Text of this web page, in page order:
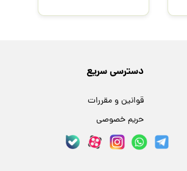
دسترسی سریع
قوانین و مقررات
حریم خصوصی